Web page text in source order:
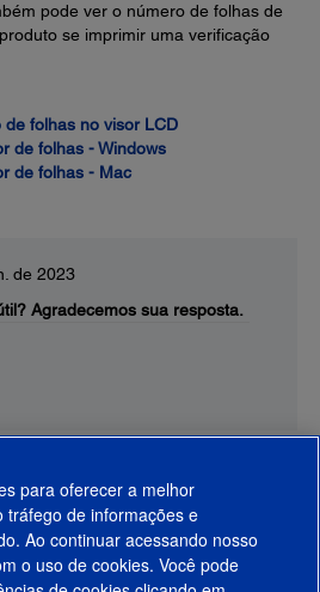
pode ver o número de folhas de
se imprimir uma verificação
folhas no visor LCD
de folhas - Windows
de folhas - Mac
de 2023
Agradecemos sua resposta.
para oferecer a melhor
tráfego de informações e
Ao continuar acessando nosso
o uso de cookies. Você pode